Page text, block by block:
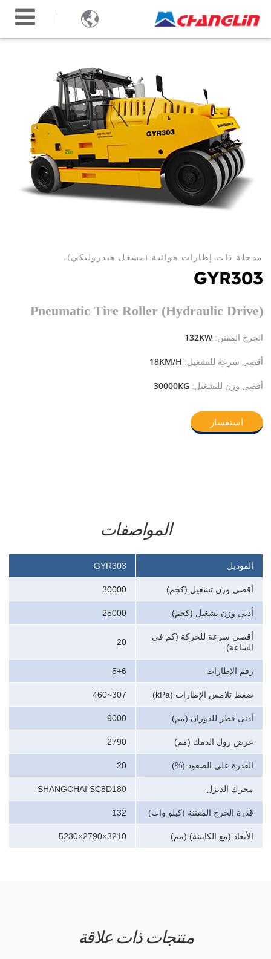

مدحلة ذات إطارات هوائية (مشغل هيدروليكي)،
GYR303
Pneumatic Tire Roller (Hydraulic Drive)
الخرج المقنن:132KW
أقصى سرعة للتشغيل: 18KM/H
أقصى وزن للتشغيل: 30000KG
استفسار
المواصفات
الموديل GYR303
أقصى وزن تشغيل (كجم) 30000
أدنى وزن تشغيل (كجم) 25000
أقصى سرعة للحركة (كم في
الساعة)
20
رقم الإطارات 5+6
ضغط تلامس الإطارات (kPa) 307~460
أدنى قطر للدوران (مم) 9000
عرض رول الدمك (مم) 2790
القدرة على الصعود (%) 20
محرك الديزل SHANGCHAI SC8D180
قدرة الخرج المقننة (كيلو وات) 132
الأبعاد (مع الكابينة) (مم) 5230×2790×3210
منتجات ذات علاقة